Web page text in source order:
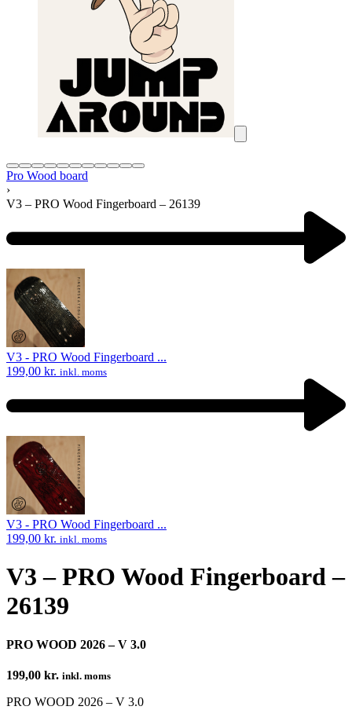
Pro Wood board
›
V3 – PRO Wood Fingerboard – 26139
navigation
Previous
product:
V3 - PRO Wood Fingerboard ...
199,00 kr. inkl. moms
Next
product:
V3 - PRO Wood Fingerboard ...
199,00 kr. inkl. moms
V3 – PRO Wood Fingerboard –
26139
PRO WOOD 2026 – V 3.0
199,00 kr. inkl. moms
PRO WOOD 2026 – V 3.0